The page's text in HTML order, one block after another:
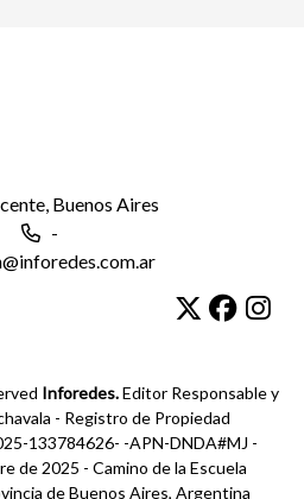
Buenos Aires
-
Inforedes.Editor Responsable y
- Registro de Propiedad
133784626- -APN-DNDA#MJ -
de 2025 - Camino de la Escuela
de Buenos Aires, Argentina